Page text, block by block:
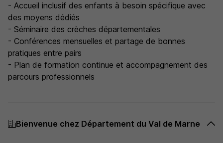
- Accueil inclusif des enfants à besoin spécifique avec
des moyens dédiés
- Séminaire des crèches départementales
- Conférences mensuelles et partage de bonnes
pratiques entre pairs
- Plan de formation continue et accompagnement des
parcours professionnels
Bienvenue chez Département du Val de Marne